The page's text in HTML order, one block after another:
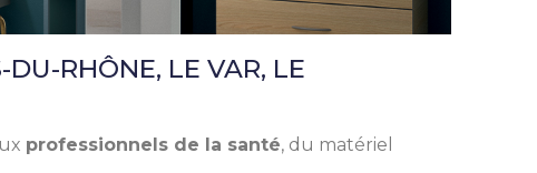
RHÔNE, LE VAR, LE
professionnels de la santé, du matériel